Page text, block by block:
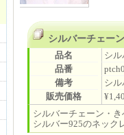
シルバーチェー
品名
シ
品番
備考
シ
販売価格
シルバーチェーン・き
シルバー925のネッ